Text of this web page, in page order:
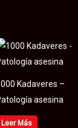
Kadaveres –
asesina
Leer Más